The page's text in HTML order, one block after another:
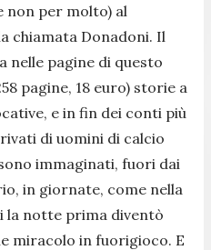
non per molto) al
chiamata Donadoni. Il
nelle pagine di questo
pagine, 18 euro) storie a
e in fin dei conti più
di uomini di calcio
immaginati, fuori dai
in giornate, come nella
la notte prima diventò
miracolo in fuorigioco. E